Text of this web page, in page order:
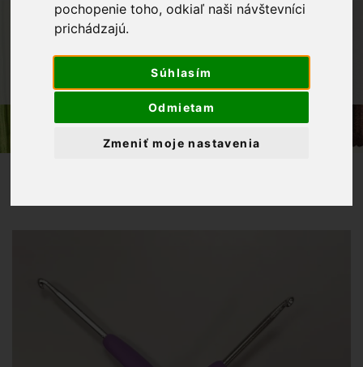
pochopenie toho, odkiaľ naši návštevníci
prichádzajú.
Súhlasím
Odmietam
Zmeniť moje nastavenia
OBCHOD GALANTÉRIA
HÁČIK PLETACÍ SO SILIKÓNOVOU
RÚČKOU 3,5 MM